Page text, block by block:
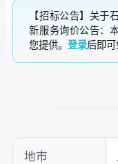
【招标公告】关于
新服务询价公告：
您提供。登录后即可
地市